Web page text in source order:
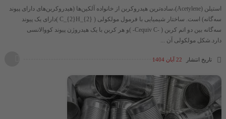
استیلن (Acetylene)،ساده‌ترین هیدروکربن از خانواده آلكین‌ها (هیدروکربن‌های دارای پیوند
سه‌گانه) است. ساختار شیمیایی با فرمول مولکولی ​​( C_{2}H_{2} )​دارای یک پیوند
سه‌گانه بین دو اتم کربن ​( -Cequiv C- )​و هر کربن با یک هیدروژن پیوند کووالانسی
دارد.شکل مولکولی آن ...
تاریخ انتشار 22 آبان 1404